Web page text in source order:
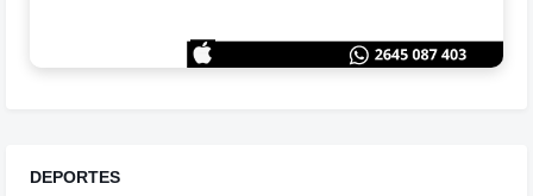
DEPORTES